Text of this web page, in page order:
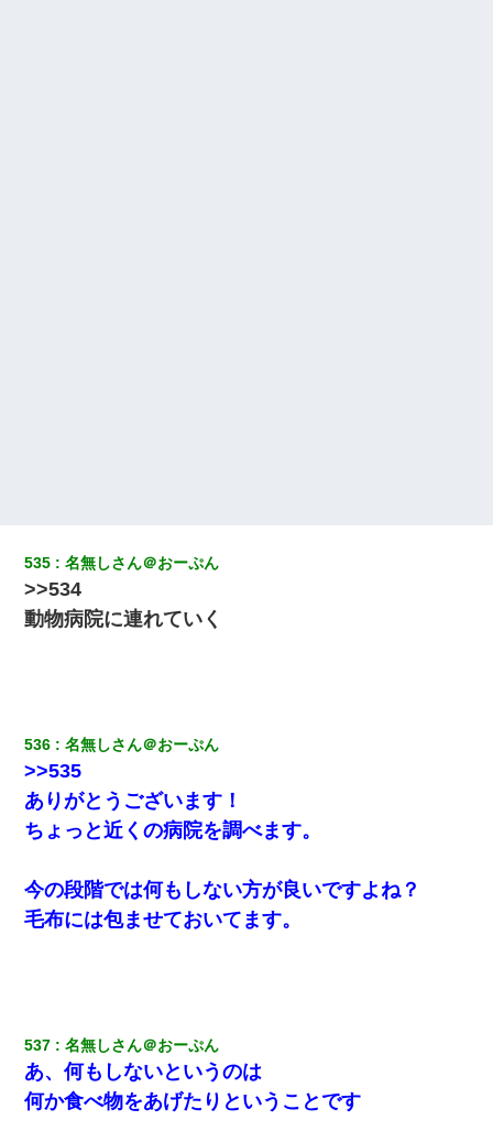
彼氏の家に泊まる事になり、ゲームで盛り上がってさぁ寝よう！
と電気を消すとミシッって音が…彼「ちょっと待ってて」→勢い
よくドアを開けるとなんと…
ワイ144kg彼女98kgデブカップル、1年間毎日行為しまくった結
果
アパートのドアに『ハンザイ者！この人はさいあくの人です』と
張り紙が！大家「面倒はごめんだよ」私「はあ」→警察に行き、
「パワハラを受けたから思い切って転職した」とSNSで呟いた
ら、速攻でパワハラかました元上司がLINEを送ってきた。
旦那が長男のDNA鑑定をしたら血縁関係0%だった。旦那「やっぱ
りウワキしてたんだな…」長男「俺は誰の子供なの？」長女・次
男「ウワキ女！」
535 名無しさん＠おーぷん
>>534
動物病院に連れていく
536 名無しさん＠おーぷん
>>535
ありがとうございます！
ちょっと近くの病院を調べます。
今の段階では何もしない方が良いですよね？
毛布には包ませておいてます。
537 名無しさん＠おーぷん
あ、何もしないというのは
何か食べ物をあげたりということです